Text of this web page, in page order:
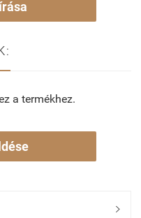
a termékhez.
